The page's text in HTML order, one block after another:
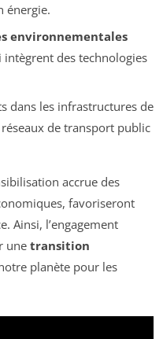
énergie.
environnementales
des technologies
dans les infrastructures de
de transport public
accrue des
favoriseront
Ainsi, l’engagement
une transition
planète pour les